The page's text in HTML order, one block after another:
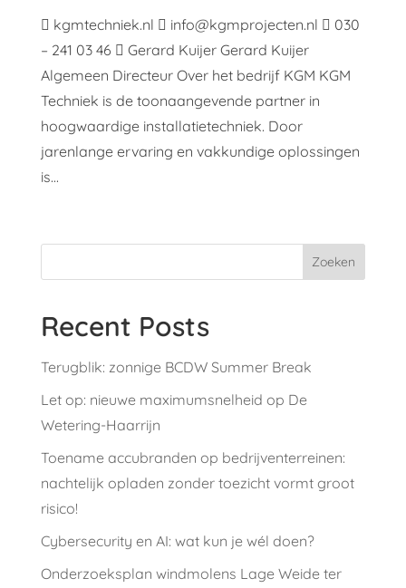
 kgmtechniek.nl  info@kgmprojecten.nl  030
– 241 03 46  Gerard Kuijer Gerard Kuijer
Algemeen Directeur Over het bedrijf KGM KGM
Techniek is de toonaangevende partner in
hoogwaardige installatietechniek. Door
jarenlange ervaring en vakkundige oplossingen
is...
Zoeken
Recent Posts
Terugblik: zonnige BCDW Summer Break
Let op: nieuwe maximumsnelheid op De
Wetering-Haarrijn
Toename accubranden op bedrijventerreinen:
nachtelijk opladen zonder toezicht vormt groot
risico!
Cybersecurity en AI: wat kun je wél doen?
Onderzoeksplan windmolens Lage Weide ter